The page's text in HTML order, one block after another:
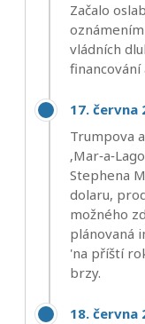
Začalo
vládních
17. června
Trumpova
Stephena
dolaru,
možného
plánovaná
'na příští
brzy.
18. června